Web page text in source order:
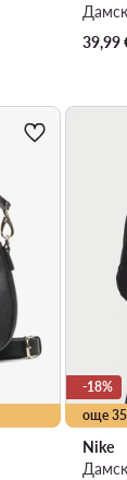
39,99
още
-18%
Nike